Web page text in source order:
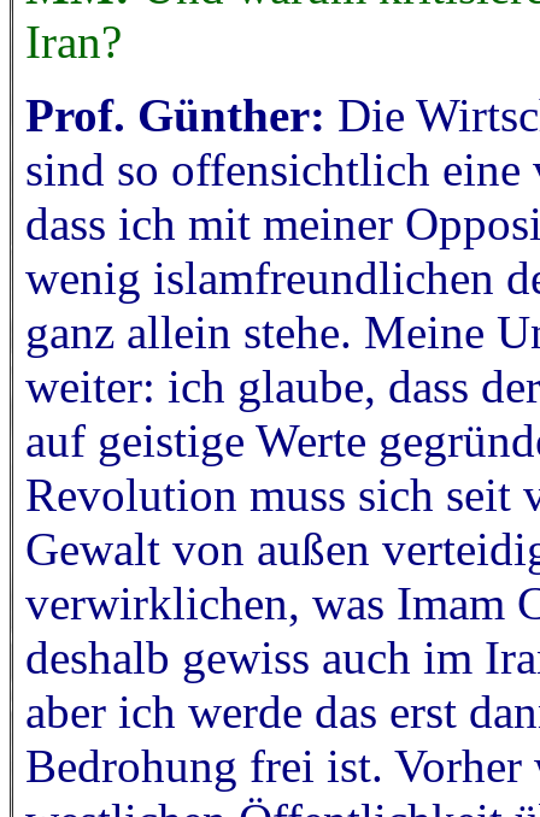
Iran?
Prof. Günther: Die
sind so offensichtlich
dass ich mit meiner
wenig islamfreundlichen
ganz allein stehe. Meine
weiter: ich glaube, dass
auf geistige Werte
Revolution muss sich seit
Gewalt von außen
verwirklichen, was Imam
deshalb gewiss auch im
aber ich werde das erst
Bedrohung frei ist.